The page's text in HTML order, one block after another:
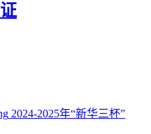
2024-2025年“新华三杯”